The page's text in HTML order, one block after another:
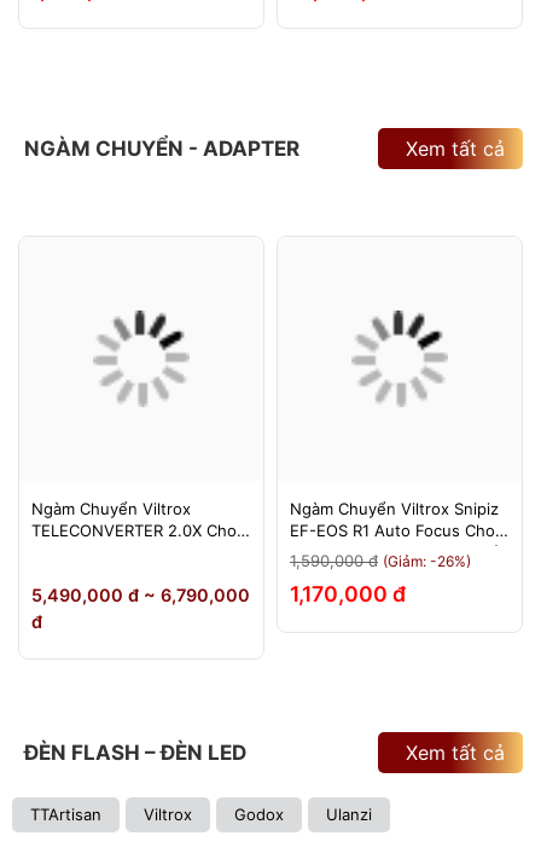
NGÀM CHUYỂN - ADAPTER Xem tất cả
Ngàm Chuyển Viltrox
TELECONVERTER 2.0X Cho
Tháng
5,490,000 đ ~ 6,790,000
đ
Ngàm Chuyển Viltrox Snipiz
EF-EOS R1 Auto Focus Cho
Canon EOS R/RP/R5/R6 - Bảo
Hành 12 Tháng 1 Đổi 1
1,590,000 đ (Giảm: -26%)
1,170,000 đ
ĐÈN FLASH – ĐÈN LED
TTArtisan Viltrox Godox Ulanzi
Xem tất cả